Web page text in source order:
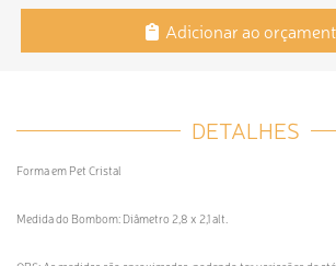
Adicionar ao
DETALHES
Forma em Pet Cristal
Medida do Bombom: Diâmetro 2,8 x 2,1 alt.